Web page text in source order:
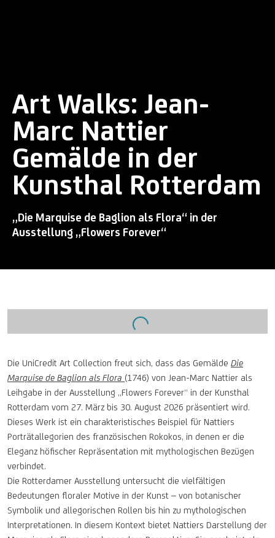
Art Walks: Jean-
Marc Nattier
Gemälde in der
Kunsthal Rotterdam
„Die Marquise de Baglion als Flora“ in der
Ausstellung „Flowers Forever“
Open a larger version of the following image in a popup:
Die UniCredit Art Collection freut sich, dass das GemäldeDie
Marquise de Baglion als Flora (1746) von Jean-Marc Nattier als
Leihgabe in der Ausstellung „Flowers Forever“ in der Kunsthal
Rotterdam vom 27. März bis 30. August 2026 präsentiert wird.
Dieses Werk ist ein charakteristisches Beispiel für Nattiers
Porträtallegorien des französischen Rokokos, in denen er die
Eleganz höfischer Repräsentation mit mythologischen Bezügen
verbindet.
Die Rotterdamer Ausstellung untersucht die vielfältigen
Bedeutungen floraler Motive in der Kunst – von botanischer
Symbolik und allegorischen Rollen bis hin zu mythologischen
Interpretationen. In diesem Kontext bietet Nattiers Darstellung der